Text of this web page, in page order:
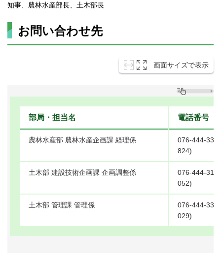
知事、農林水産部長、土木部長
お問い合わせ先
画面サイズで表示
部局・担当名 電話番号
農林水産部 農林水産企画課 経理係
076-444-
824)
土木部 建設技術企画課 企画調整係
076-444-
052)
土木部 管理課 管理係
076-444-
029)